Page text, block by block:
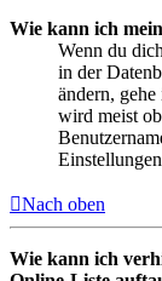
Wie kann ich
Wenn du
in der
ändern,
wird meist
Nach oben
Wie kann ich